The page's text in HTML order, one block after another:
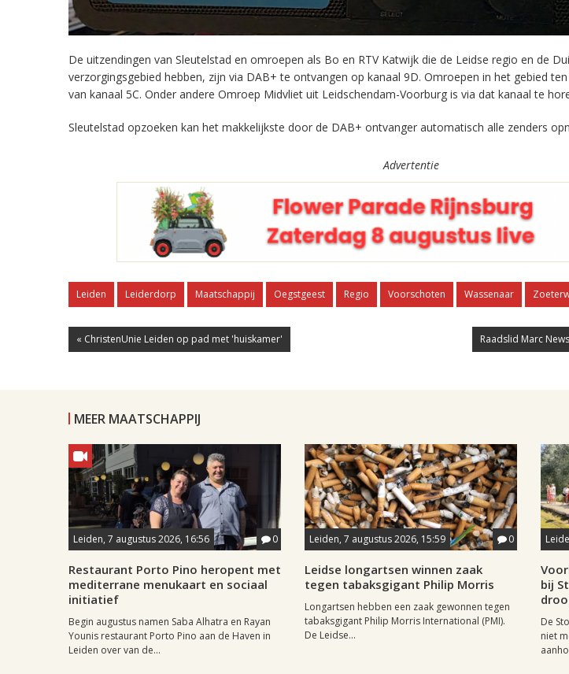
De uitzendingen van Sleutelstad en omroepen als Bo en RTV Katwijk die de Leidse regio en de
verzorgingsgebied hebben, zijn via DAB+ te ontvangen op kanaal 9D. Omroepen in het gebied
van kanaal 5C. Onder andere Omroep Midvliet uit Leidschendam-Voorburg is via dat kanaal te
Sleutelstad opzoeken kan het makkelijkste door de DAB+ ontvanger automatisch alle zenders
Advertentie
Leiden Leiderdorp Maatschappij Oegstgeest Regio Voorschoten Wassenaar
« ChristenUnie Leiden op pad met 'huiskamer' Raadslid Marc
MEER MAATSCHAPPIJ
Leiden, 7 augustus 2026, 16:56 0
Restaurant Porto Pino heropent met
mediterrane menukaart en sociaal
initiatief
Begin augustus namen Saba Alhatra en Rayan
Younis restaurant Porto Pino aan de Haven in
Leiden over van de...
Leiden, 7 augustus 2026, 15:59 0
Leidse longartsen winnen zaak
tegen tabaksgigant Philip Morris
Longartsen hebben een zaak gewonnen tegen
tabaksgigant Philip Morris International (PMI).
De Leidse...
bij
De
niet